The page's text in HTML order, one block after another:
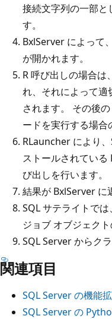
接続文字列の一部と
す。
BxlServer によって
が開かれます。
R 呼び出しの場合は
れ、それによって
されます。 その後
ードを実行する場合
RLauncher により
ストールされている
び出しを行います。
結果が BxlServer に
SQL サテライトで
ジョブ オブジェク
SQL Server からク
関連項目
SQL Server の機能
SQL Server の